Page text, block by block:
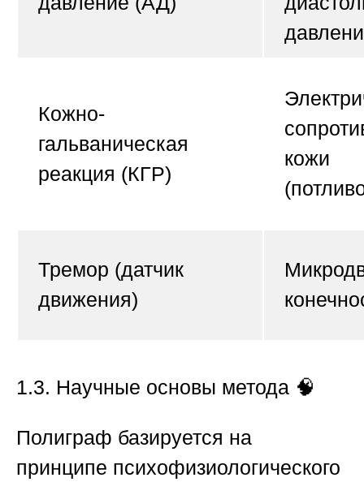
Кожно-
гальваническая
реакция (КГР)
кожи
Тремор (датчик
движения)
1.3. Научные основы метода 🧠
Полиграф базируется на
принципе психофизиологического